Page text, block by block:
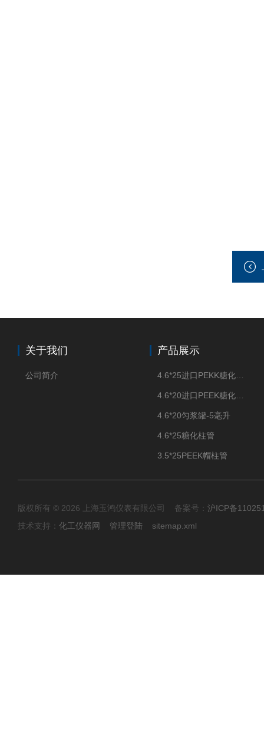
关于我们
公司简介
产品展示
4.6*20匀浆罐-5毫升
4.6*25糖化柱管
3.5*25PEEK帽柱管
版权所有 © 2026 上海玉鸿仪表有限公司 备案号： 沪ICP备
技术支持： 化工仪器网 管理登陆 sitemap.xml